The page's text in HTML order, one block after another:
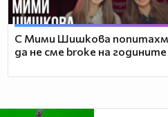
С Мими Шишкова
да не сме broke на